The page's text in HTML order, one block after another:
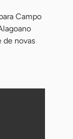
Campo
de novas